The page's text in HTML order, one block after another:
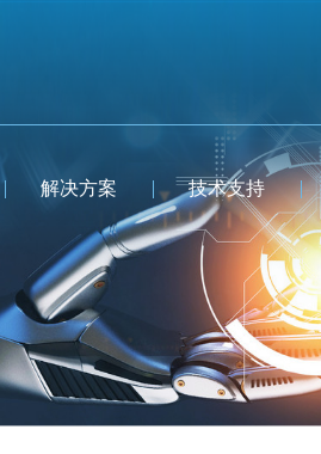
解决方案 技术支持